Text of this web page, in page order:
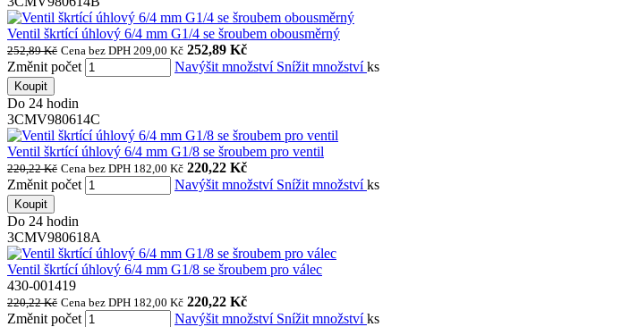
Ventil škrtící úhlový 6/4 mm G1/4 se šroubem obousměrný
252,89 Kč Cena bez DPH 209,00 Kč 252,89 Kč
Změnit počet
Navýšit množství Snížit množstvíks
Koupit
Do 24 hodin
3CMV980614C
Ventil škrtící úhlový 6/4 mm G1/8 se šroubem pro ventil
220,22 Kč Cena bez DPH 182,00 Kč 220,22 Kč
Změnit počet
Navýšit množství Snížit množstvíks
Koupit
Do 24 hodin
3CMV980618A
Ventil škrtící úhlový 6/4 mm G1/8 se šroubem pro válec
430-001419
220,22 Kč Cena bez DPH 182,00 Kč 220,22 Kč
Změnit počet
Navýšit množství Snížit množstvíks